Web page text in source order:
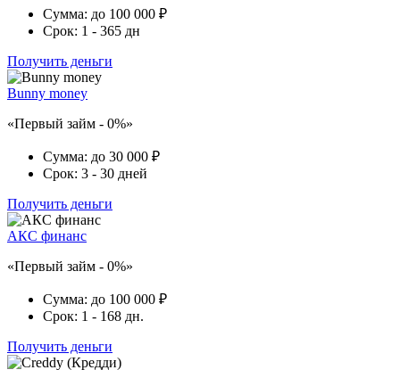
Сумма: до 100 000 ₽
Срок: 1 - 365 дн
Получить деньги
Bunny money
«Первый займ - 0%»
Сумма: до 30 000 ₽
Срок: 3 - 30 дней
Получить деньги
АКС финанс
«Первый займ - 0%»
Сумма: до 100 000 ₽
Срок: 1 - 168 дн.
Получить деньги